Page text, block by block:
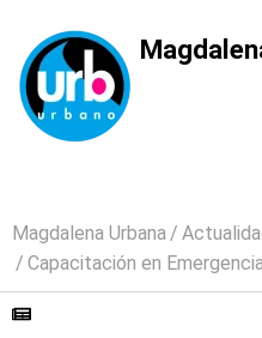
Magdalena Urbana
Capacitación en